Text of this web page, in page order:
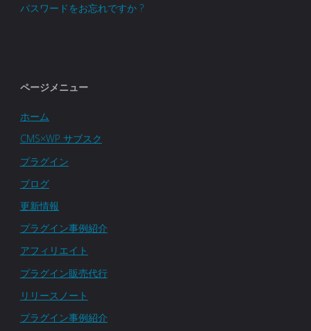
パスワードをお忘れですか ?
ページメニュー
ホーム
CMS×WP サブスク
プラグイン
ブログ
更新情報
プラグイン事例紹介
アフィリエイト
プラグイン販売代行
リリースノート
プラグイン事例紹介